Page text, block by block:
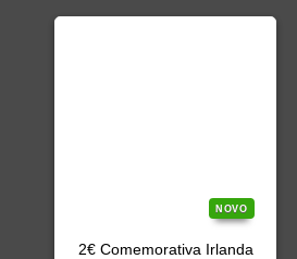
NOVO
2€ Comemorativa Irlanda